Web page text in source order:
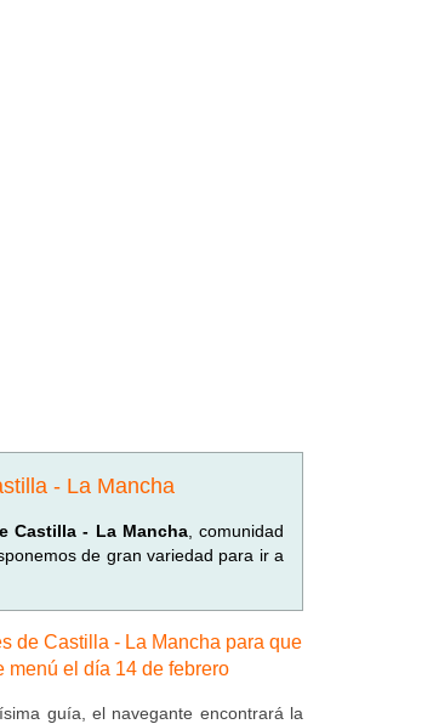
- La Mancha
Castilla - La Mancha, comunidad
de gran variedad para ir a
de Castilla - La Mancha para que
menú el día 14 de febrero
guía, el navegante encontrará la